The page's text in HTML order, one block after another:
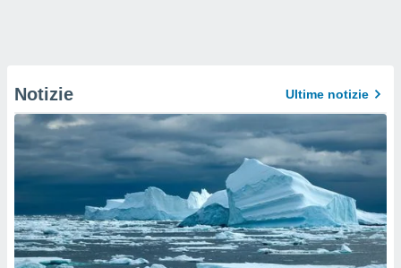
Notizie Ultime notizie